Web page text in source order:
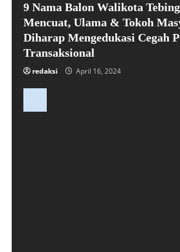
9 Nama Balon Walikota
Mencuat, Ulama & Tokoh
Diharap Mengedukasi Cegah
Transaksional
redaksi April 16, 2024